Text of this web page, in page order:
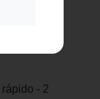
- 2